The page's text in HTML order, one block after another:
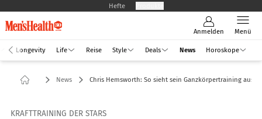
Hefte
Anmelden Menü
Longevity Life Reise Style Deals News Horoskope
News Chris Hemsworth: So sieht sein Ganzkörpertraining aus
KRAFTTRAINING DER STARS